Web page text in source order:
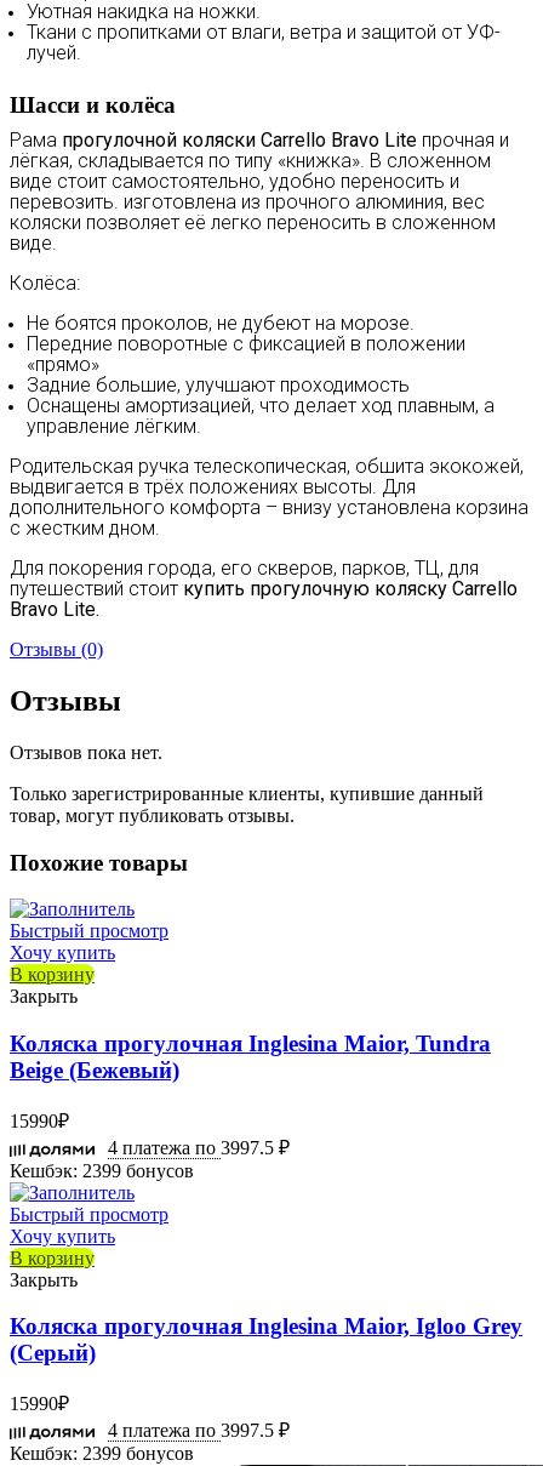
Уютная накидка на ножки.
Ткани с пропитками от влаги, ветра и защитой от УФ-
лучей.
Шасси и колёса
Рама прогулочной коляски Carrello Bravo Lite прочная и
лёгкая, складывается по типу «книжка». В сложенном
виде стоит самостоятельно, удобно переносить и
перевозить. изготовлена из прочного алюминия, вес
коляски позволяет её легко переносить в сложенном
виде.
Колёса:
Не боятся проколов, не дубеют на морозе.
Передние поворотные с фиксацией в положении
«прямо»
Задние большие, улучшают проходимость
Оснащены амортизацией, что делает ход плавным, а
управление лёгким.
Родительская ручка телескопическая, обшита экокожей,
выдвигается в трёх положениях высоты. Для
дополнительного комфорта – внизу установлена корзина
с жестким дном.
Для покорения города, его скверов, парков, ТЦ, для
путешествий стоит купить прогулочную коляску Carrello
Bravo Lite.
Отзывы (0)
Отзывы
Отзывов пока нет.
Только зарегистрированные клиенты, купившие данный
товар, могут публиковать отзывы.
Похожие товары
Быстрый просмотр
Хочу купить
В корзину
Закрыть
Коляска прогулочная Inglesina Maior, Tundra
Beige (Бежевый)
15990₽
4 платежа по 3997.5 ₽
Кешбэк: 2399 бонусов
Быстрый просмотр
Хочу купить
В корзину
Закрыть
Коляска прогулочная Inglesina Maior, Igloo Grey
(Серый)
15990₽
4 платежа по 3997.5 ₽
Кешбэк: 2399 бонусов